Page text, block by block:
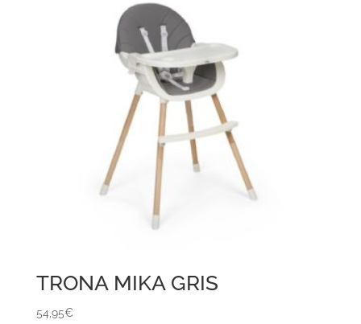
TRONA MIKA GRIS
54,95€